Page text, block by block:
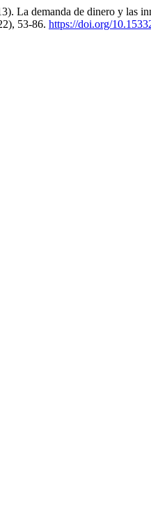
La demanda de dinero y las
53-86. https://doi.org/